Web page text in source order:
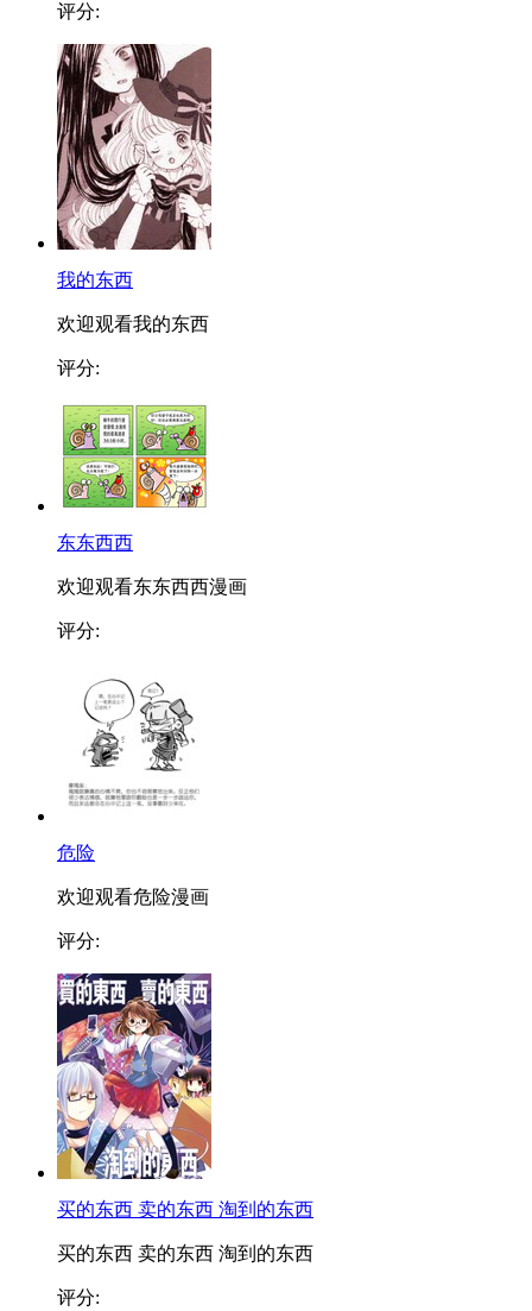
评分:
我的东西
欢迎观看我的东西
评分:
东东西西
欢迎观看东东西西漫画
评分:
危险
欢迎观看危险漫画
评分:
买的东西 卖的东西 淘到的东西
买的东西 卖的东西 淘到的东西
评分: